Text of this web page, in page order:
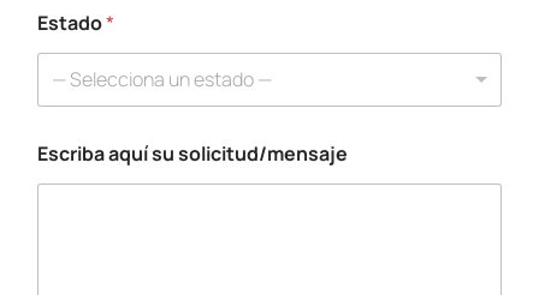
o
E
c
r
Estado*
— Selecciona un estado —
Escriba aquí su solicitud/mensaje